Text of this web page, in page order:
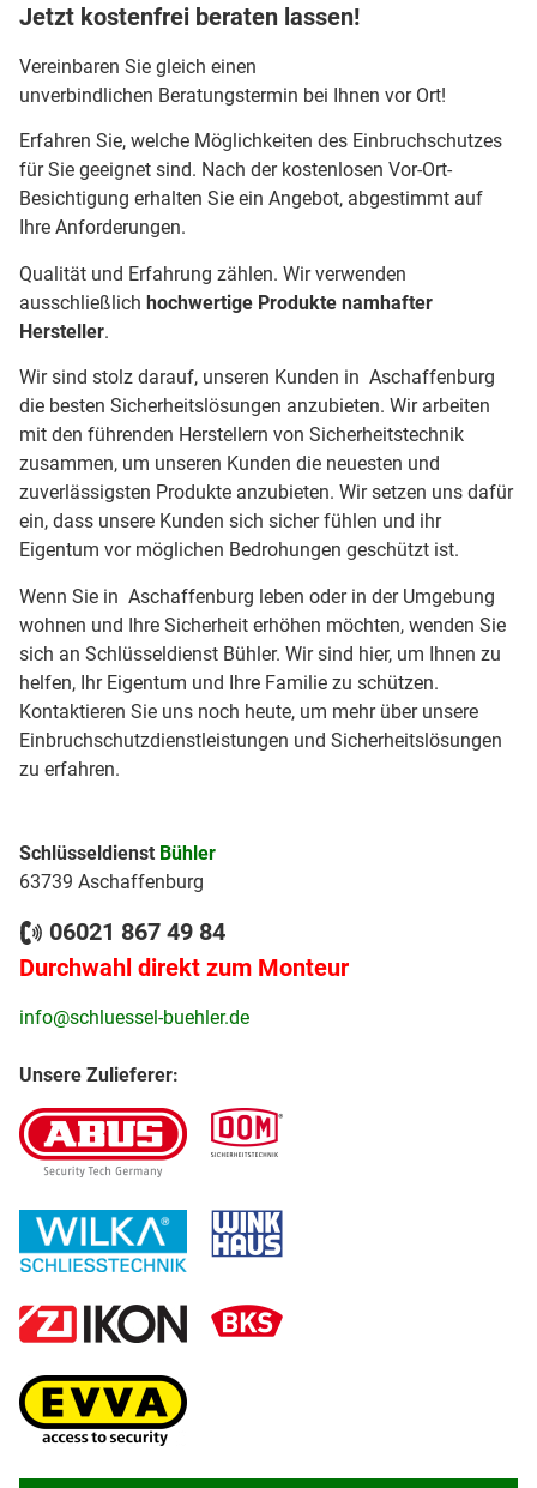
Jetzt kostenfrei beraten lassen!
Vereinbaren Sie gleich einen
unverbindlichen Beratungstermin bei Ihnen vor Ort!
Erfahren Sie, welche Möglichkeiten des Einbruchschutzes
für Sie geeignet sind. Nach der kostenlosen Vor-Ort-
Besichtigung erhalten Sie ein Angebot, abgestimmt auf
Ihre Anforderungen.
Qualität und Erfahrung zählen. Wir verwenden
ausschließlich hochwertige Produkte namhafter
Hersteller.
Wir sind stolz darauf, unseren Kunden in Aschaffenburg
die besten Sicherheitslösungen anzubieten. Wir arbeiten
mit den führenden Herstellern von Sicherheitstechnik
zusammen, um unseren Kunden die neuesten und
zuverlässigsten Produkte anzubieten. Wir setzen uns dafür
ein, dass unsere Kunden sich sicher fühlen und ihr
Eigentum vor möglichen Bedrohungen geschützt ist.
Wenn Sie in Aschaffenburg leben oder in der Umgebung
wohnen und Ihre Sicherheit erhöhen möchten, wenden Sie
sich an Schlüsseldienst Bühler. Wir sind hier, um Ihnen zu
helfen, Ihr Eigentum und Ihre Familie zu schützen.
Kontaktieren Sie uns noch heute, um mehr über unsere
Einbruchschutzdienstleistungen und Sicherheitslösungen
zu erfahren.
Schlüsseldienst Bühler
63739 Aschaffenburg
06021 867 49 84
Durchwahl direkt zum Monteur
info@schluessel-buehler.de
Unsere Zulieferer: